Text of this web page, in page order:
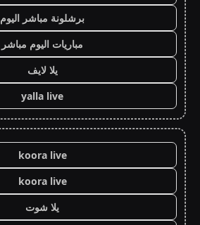
برشلونة مباشر اليوم
مباريات اليوم مباشر
يلا لايف
yalla live
koora live
koora live
يلا شوت